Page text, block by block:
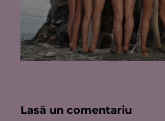
Lasă un comentariu